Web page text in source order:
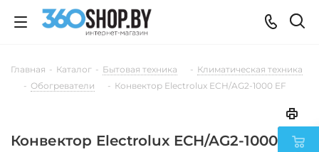
Главная - Каталог - Бытовая техника - Климатическая техника
- Обогреватели - Конвектор Electrolux ECH/AG2-1000 EF
Конвектор Electrolux ECH/AG2-1000 EF